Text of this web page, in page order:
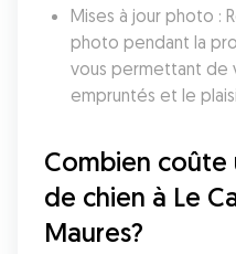
Mises à jour photo :
photo pendant la
vous permettant de
empruntés et le
Combien
de chien à Le
Maures?